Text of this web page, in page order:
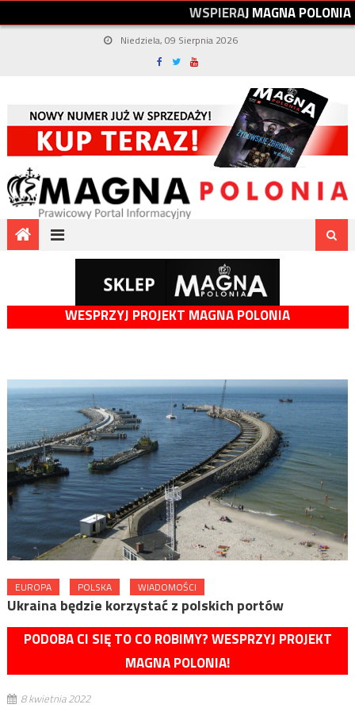
WSPIERAJMAGNAPOLONIA
Niedziela, 09 Sierpnia 2026
WESPRZYJ PROJEKT MAGNA POLONIA
EUROPA POLSKA WIADOMOŚCI
Ukraina będzie korzystać z polskich portów
PODOBA CI SIĘ TO CO ROBIMY? WESPRZYJ PROJEKT
MAGNA POLONIA!
8 kwietnia 2022